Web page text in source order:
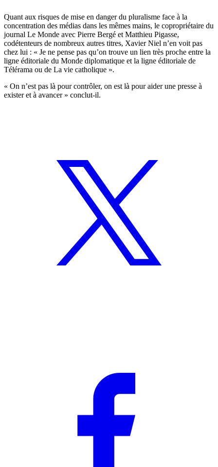
Quant aux risques de mise en danger du pluralisme face à la
concentration des médias dans les mêmes mains, le copropriétaire du
journal Le Monde avec Pierre Bergé et Matthieu Pigasse,
codétenteurs de nombreux autres titres, Xavier Niel n’en voit pas
chez lui : « Je ne pense pas qu’on trouve un lien très proche entre la
ligne éditoriale du Monde diplomatique et la ligne éditoriale de
Télérama ou de La vie catholique ».
« On n’est pas là pour contrôler, on est là pour aider une presse à
exister et à avancer » conclut-il.